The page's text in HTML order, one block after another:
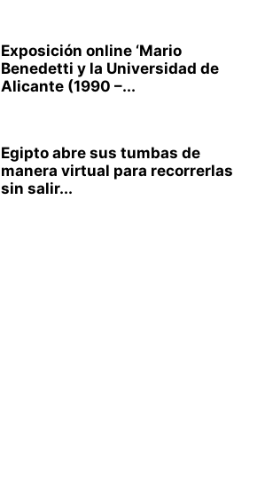
Exposición online ‘Mario
Benedetti y la Universidad de
Alicante (1990 –...
Egipto abre sus tumbas de
manera virtual para recorrerlas
sin salir...